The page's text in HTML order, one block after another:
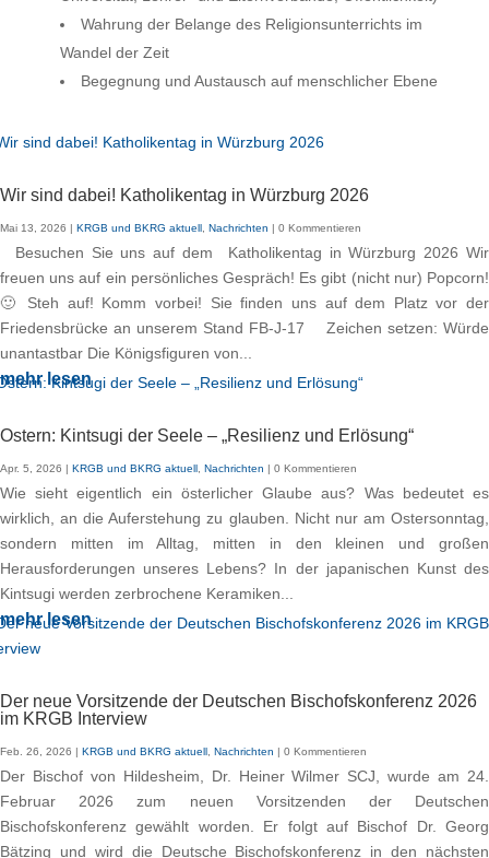
Wahrung der Belange des Religionsunterrichts im
Wandel der Zeit
Begegnung und Austausch auf menschlicher Ebene
Wir sind dabei! Katholikentag in Würzburg 2026
Mai 13, 2026 | KRGB und BKRG aktuell Nachrichten | 0 Kommentieren
Besuchen Sie uns auf dem Katholikentag in Würzburg 2026 Wir
freuen uns auf ein persönliches Gespräch! Es gibt (nicht nur) Popcorn!
🙂 Steh auf! Komm vorbei! Sie finden uns auf dem Platz vor der
Friedensbrücke an unserem Stand FB-J-17 Zeichen setzen: Würde
unantastbar Die Königsfiguren von...
mehr lesen
Ostern: Kintsugi der Seele – „Resilienz und Erlösung“
Apr. 5, 2026 | KRGB und BKRG aktuell Nachrichten | 0 Kommentieren
Wie sieht eigentlich ein österlicher Glaube aus? Was bedeutet es
wirklich, an die Auferstehung zu glauben. Nicht nur am Ostersonntag,
sondern mitten im Alltag, mitten in den kleinen und großen
Herausforderungen unseres Lebens? In der japanischen Kunst des
Kintsugi werden zerbrochene Keramiken...
mehr lesen
Der neue Vorsitzende der Deutschen Bischofskonferenz 2026
im KRGB Interview
Feb. 26, 2026 | KRGB und BKRG aktuell Nachrichten | 0 Kommentieren
Der Bischof von Hildesheim, Dr. Heiner Wilmer SCJ, wurde am 24.
Februar 2026 zum neuen Vorsitzenden der Deutschen
Bischofskonferenz gewählt worden. Er folgt auf Bischof Dr. Georg
Bätzing und wird die Deutsche Bischofskonferenz in den nächsten